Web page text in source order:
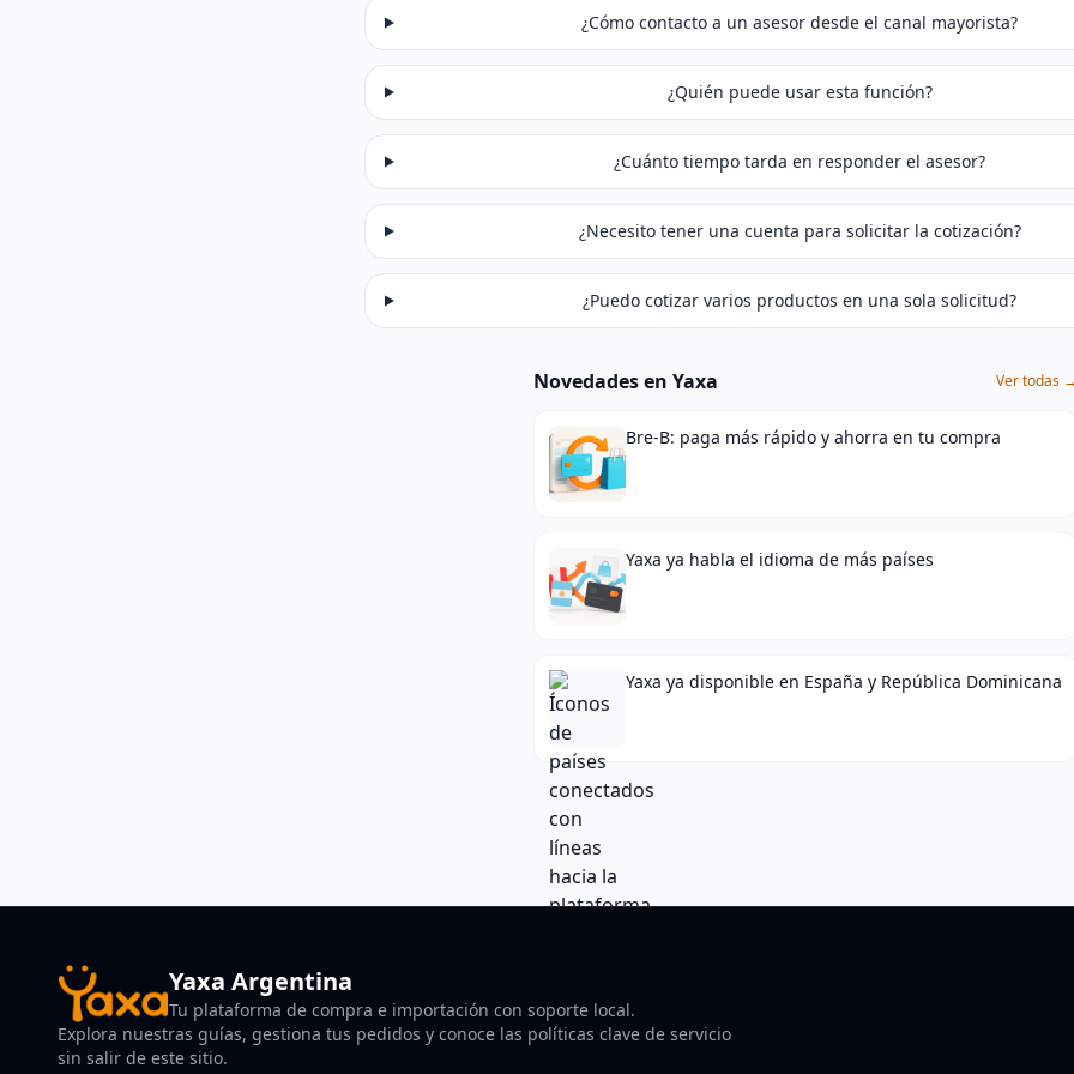
¿Cómo contacto a un asesor desde el canal mayorista?
¿Quién puede usar esta función?
¿Cuánto tiempo tarda en responder el asesor?
¿Necesito tener una cuenta para solicitar la cotización?
¿Puedo cotizar varios productos en una sola solicitud?
Novedades en Yaxa Ver todas
Bre-B: paga más rápido y ahorra en tu compra
Yaxa ya habla el idioma de más países
Yaxa ya disponible en España y República Dominicana
Yaxa Argentina
Tu plataforma de compra e importación con soporte local.
Explora nuestras guías, gestiona tus pedidos y conoce las políticas clave de servicio
sin salir de este sitio.